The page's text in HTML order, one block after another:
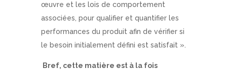
œuvre et les lois de comportement
associées, pour qualifier et quantifier les
performances du produit afin de vérifier si
le besoin initialement défini est satisfait ».
Bref, cette matière est à la fois